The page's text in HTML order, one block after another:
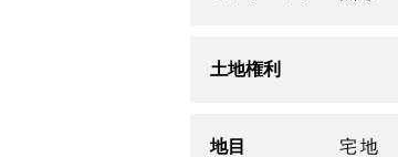
土地権利
地目 宅地